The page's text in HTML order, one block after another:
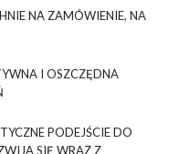
NA ZAMÓWIENIE, NA
I OSZCZĘDNA
PODEJŚCIE DO
SIĘ WRAZ Z